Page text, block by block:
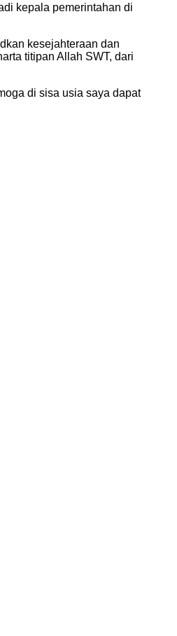
kepala pemerintahan di
kesejahteraan dan
titipan Allah SWT, dari
di sisa usia saya dapat